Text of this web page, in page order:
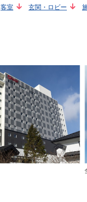
客室 玄関・ロビー